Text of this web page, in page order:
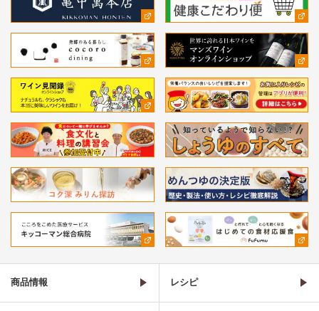
商品情報 レシピ